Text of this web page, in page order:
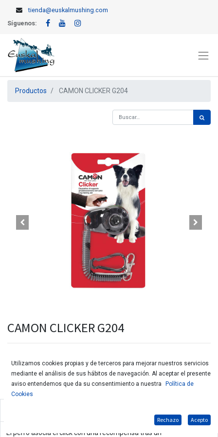
tienda@euskalmushing.com
Síguenos:
Productos CAMON CLICKER G204
CAMON CLICKER G204
El perro asocia el click con una recompensa tras un
Utilizamos cookies propias y de terceros para mejorar nuestros servicios
mediante el análisis de sus hábitos de navegación. Al aceptar el presente
aviso entendemos que da su consentimiento a nuestra
Política de
Cookies
Rechazo Acepto